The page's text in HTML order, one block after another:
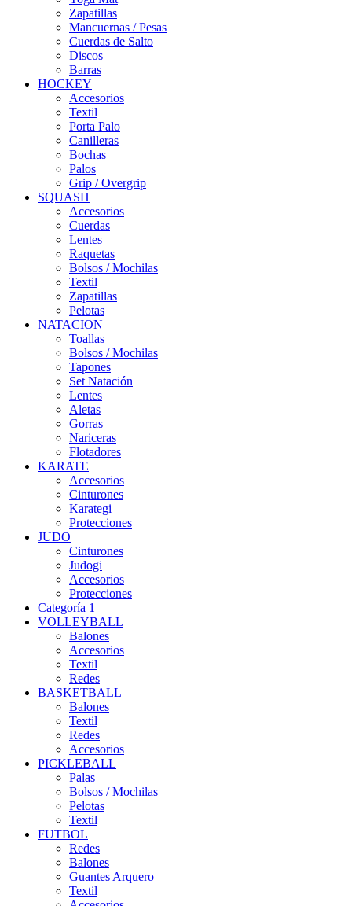
Zapatillas
Mancuernas / Pesas
Cuerdas de Salto
Discos
Barras
HOCKEY
Accesorios
Textil
Porta Palo
Canilleras
Bochas
Palos
Grip / Overgrip
SQUASH
Accesorios
Cuerdas
Lentes
Raquetas
Bolsos / Mochilas
Textil
Zapatillas
Pelotas
NATACION
Toallas
Bolsos / Mochilas
Tapones
Set Natación
Lentes
Aletas
Gorras
Nariceras
Flotadores
KARATE
Accesorios
Cinturones
Karategi
Protecciones
JUDO
Cinturones
Judogi
Accesorios
Protecciones
Categoría 1
VOLLEYBALL
Balones
Accesorios
Textil
Redes
BASKETBALL
Balones
Textil
Redes
Accesorios
PICKLEBALL
Palas
Bolsos / Mochilas
Pelotas
Textil
FUTBOL
Redes
Balones
Guantes Arquero
Textil